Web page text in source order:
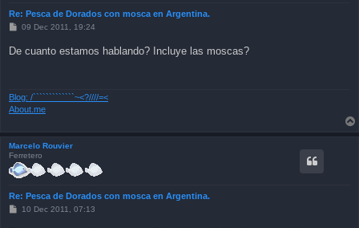
Re: Pesca de Dorados con mosca en Argentina.
P
t
09 Dec 2011, 19:24
De cuanto estamos hablando? Incluye las moscas?
Blog: /`````````````~<?////=<
About.me
Marcelo Rouvier
Ferretero
Re: Pesca de Dorados con mosca en Argentina.
P10 Dec 2011, 07:13